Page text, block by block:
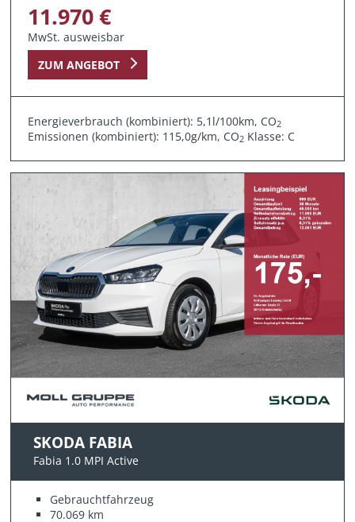
11.970 €
MwSt. ausweisbar
ZUM ANGEBOT
Energieverbrauch (kombiniert): 5,1l/100km, CO2
Emissionen (kombiniert): 115,0g/km, CO2 Klasse: C
SKODA FABIA
Fabia 1.0 MPI Active
Gebrauchtfahrzeug
70.069 km